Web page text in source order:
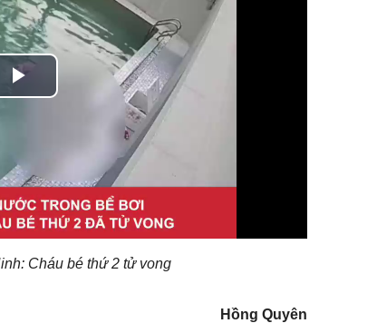
Play
Cháu bé thứ 2 tử vong
Hồng Quyên